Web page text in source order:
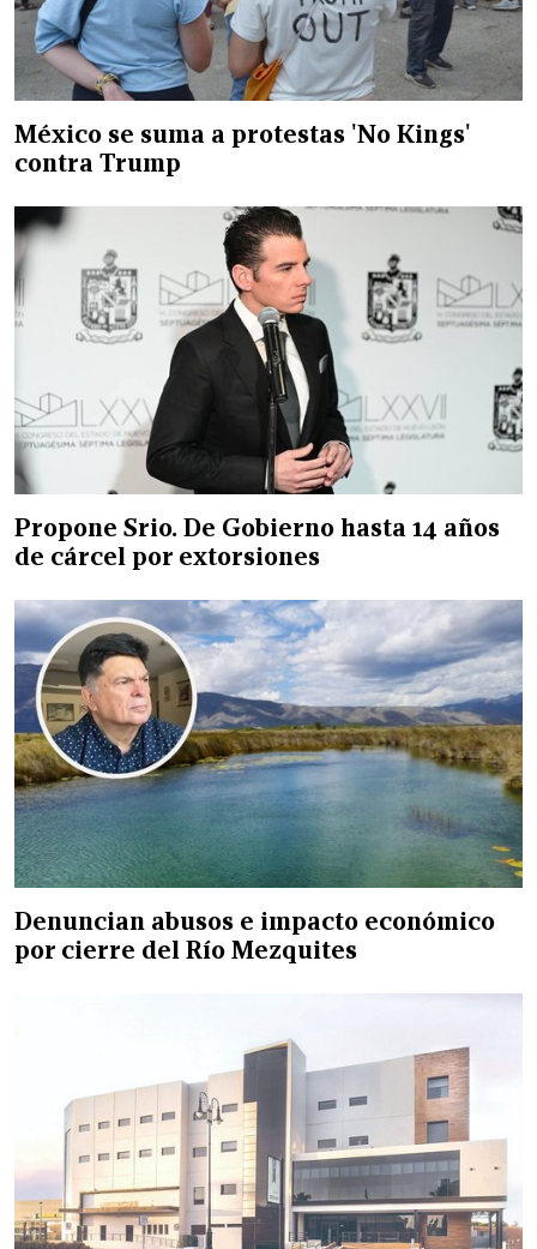
México se suma a protestas 'No Kings'
contra Trump
Propone Srio. De Gobierno hasta 14 años
de cárcel por extorsiones
Denuncian abusos e impacto económico
por cierre del Río Mezquites